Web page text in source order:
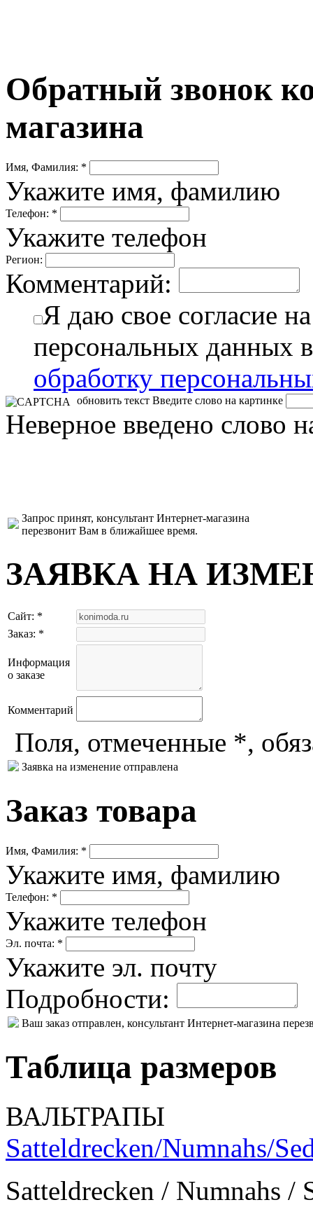
Обратный звонок
магазина
Имя, Фамилия: *
Укажите имя, фамилию
Телефон: *
Укажите телефон
Регион:
Комментарий:
Я даю свое согласие
персональных данных
обработку
обновить текст Введите слово на картинке
Неверное введено слово
Запрос принят, консультант Интернет-магазина
перезвонит Вам в ближайшее время.
ЗАЯВКА НА
Сайт: *
Заказ: *
Информация
о заказе
Комментарий
Поля, отмеченные *,
Заявка на изменение отправлена
Заказ товара
Имя, Фамилия: *
Укажите имя, фамилию
Телефон: *
Укажите телефон
Эл. почта: *
Укажите эл. почту
Подробности:
Ваш заказ отправлен, консультант Интернет-магазина
Таблица размеров
ВАЛЬТРАПЫ
Satteldrecken/Numnahs/
Satteldrecken / Numnahs /